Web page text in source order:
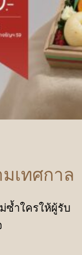
เทศกาล
ซ้ำใครให้ผู้รับ